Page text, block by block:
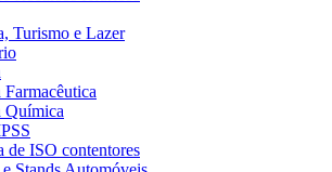
Turismo e Lazer
Química
de ISO contentores